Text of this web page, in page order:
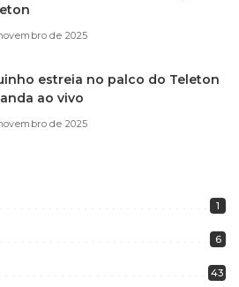
de 2025
estreia no palco do Teleton
ao vivo
de 2025
1
6
43